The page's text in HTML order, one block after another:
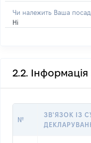
Чи належить Ваша
Ні
2.2. Інформація
№
ЗВ'ЯЗОК ІЗ